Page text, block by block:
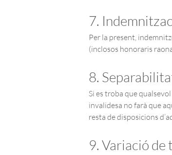
7.
Per la present,
(inclosos honoraris
8.
Si es troba que
invalidesa no farà que
resta de disposicions
9. Variació de